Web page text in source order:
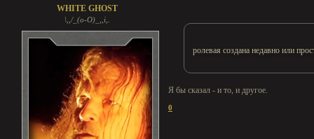
WHITE GHOST
\,,/_(o-O)_,,i,.
ролевая создана недавно или
Я бы сказал - и то, и другое.
0